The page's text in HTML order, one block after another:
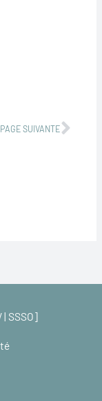
PAGE SUIVANTE
SSSO]